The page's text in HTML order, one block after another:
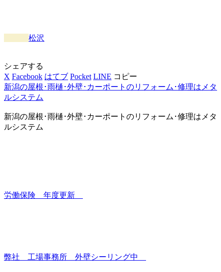
松沢
シェアする
X Facebook はてブ Pocket LINE コピー
新潟の屋根･雨樋･外壁･カーポートのリフォーム･修理はメタ
ルシステム
新潟の屋根･雨樋･外壁･カーポートのリフォーム･修理はメタ
ルシステム
労働保険 年度更新
弊社 工場事務所 外壁シーリング中